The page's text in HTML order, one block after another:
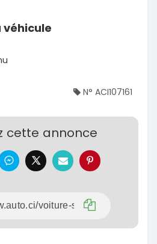
véhicule
N° ACI107161
cette annonce